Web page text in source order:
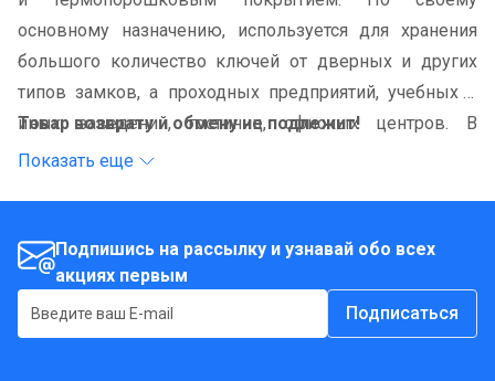
основному назначению, используется для хранения
большого количество ключей от дверных и других
типов замков, а проходных предприятий, учебных и
иных заведений, гостиниц, офисных центров. В
комплект входит: 80 пластиковых брелоков с
замок.
Товар возврату и обмену не подлежит!
Показать еще
Подпишись на рассылку и узнавай обо всех
акциях первым
Подписаться